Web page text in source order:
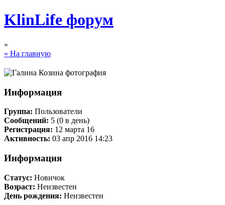
KlinLife форум
»
« На главную
Информация
Группа: Пользователи
Сообщений: 5 (0 в день)
Регистрация: 12 марта 16
Активность: 03 апр 2016 14:23
Информация
Статус: Новичок
Возраст: Неизвестен
День рождения: Неизвестен